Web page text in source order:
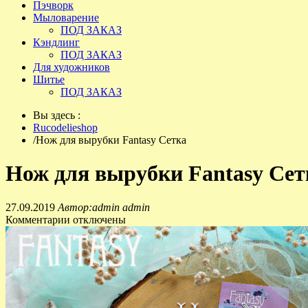
Пэчворк
Мыловарение
ПОД ЗАКАЗ
Кэндлинг
ПОД ЗАКАЗ
Для художников
Шитье
ПОД ЗАКАЗ
Вы здесь :
Rucodelieshop
/Нож для вырубки Fantasy Сетка
Нож для вырубки Fantasy
27.09.2019 Автор:admin admin
Комментарии отключены